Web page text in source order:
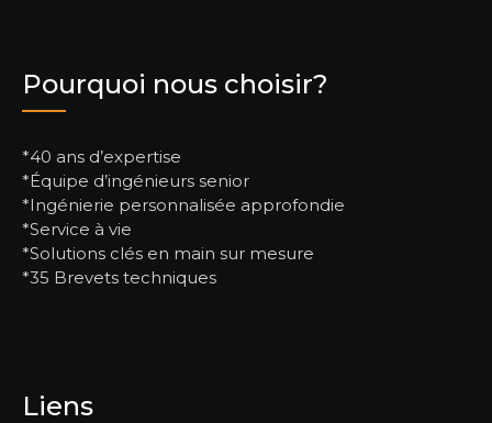
Pourquoi nous choisir?
*40 ans d’expertise
*Équipe d’ingénieurs senior
*Ingénierie personnalisée approfondie
*Service à vie
*Solutions clés en main sur mesure
*35 Brevets techniques
Liens